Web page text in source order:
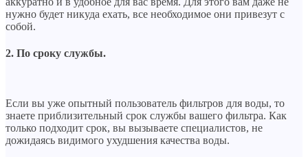
нужно будет никуда ехать, все необходимое они привезут с
собой.
2. По сроку службы.
Если вы уже опытный пользователь фильтров для воды, то
знаете приблизительный срок службы вашего фильтра. Как
только подходит срок, вы вызываете специалистов, не
дожидаясь видимого ухудшения качества воды.